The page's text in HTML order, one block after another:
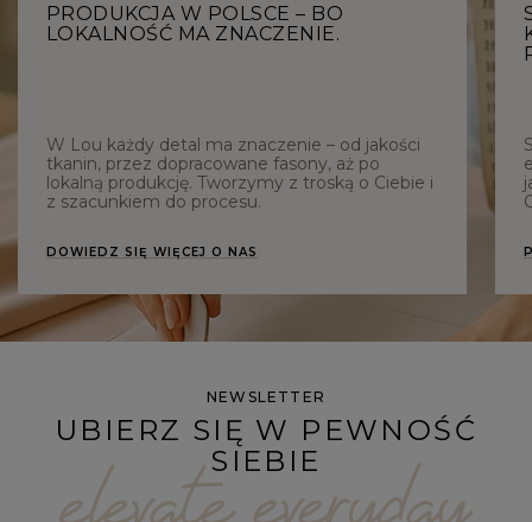
PRODUKCJA W POLSCE – BO
LOKALNOŚĆ MA ZNACZENIE.
W Lou każdy detal ma znaczenie – od jakości
tkanin, przez dopracowane fasony, aż po
lokalną produkcję. Tworzymy z troską o Ciebie i
z szacunkiem do procesu.
DOWIEDZ SIĘ WIĘCEJ O NAS
NEWSLETTER
UBIERZ SIĘ W PEWNOŚĆ
SIEBIE